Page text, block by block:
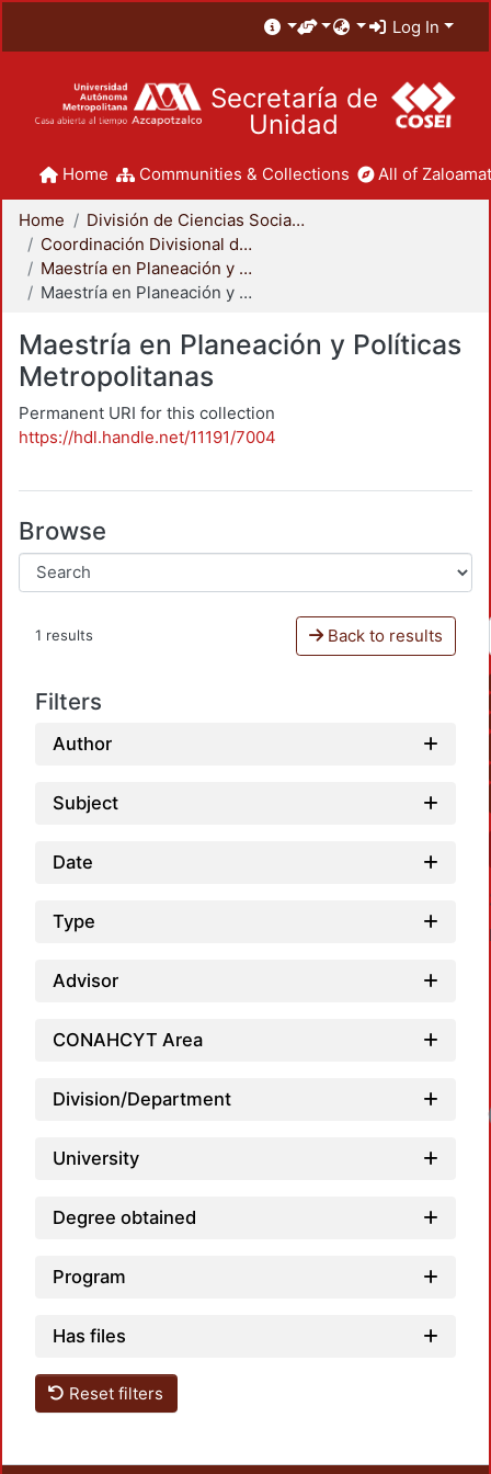
Log In
Secretaría de
Unidad
Home Communities & Collections All of
Home
División de Ciencias Sociales y Humanidades
Coordinación Divisional de Posgrado
Maestría en Planeación y Políticas Metropolitanas
Maestría en Planeación y Políticas Metropolitanas
Maestría en Planeación y Políticas
Metropolitanas
Permanent URI for this collection
https://hdl.handle.net/11191/7004
Browse
1 results Back to results
Filters
Author
Subject
Date
Type
Advisor
CONAHCYT Area
Division/Department
University
Degree obtained
Program
Has files
Reset filters